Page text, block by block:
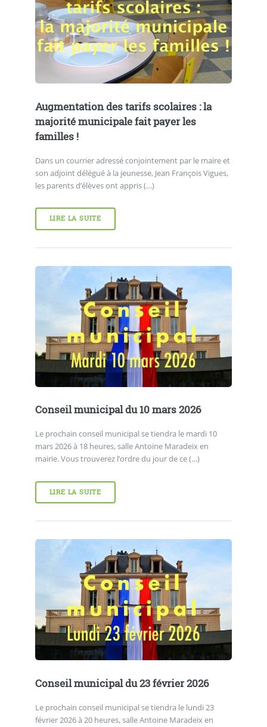
Augmentation des tarifs scolaires : la
majorité municipale fait payer les
familles !
Dans un courrier adressé conjointement par le maire et
son adjoint délégué à la jeunesse, Jean François Vigues,
les parents d’élèves ont appris (…)
LIRE LA SUITE
Conseil municipal du 10 mars 2026
Le prochain conseil municipal se tiendra le mardi 10
mars 2026 à 18 heures, salle Antoine Maradeix en
mairie. Vous trouverez l’ordre du jour de ce (…)
LIRE LA SUITE
Conseil municipal du 23 février 2026
Le prochain conseil municipal se tiendra le lundi 23
février 2026 à 20 heures, salle Antoine Maradeix en